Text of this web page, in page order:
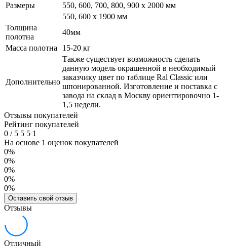
Размеры
550, 600, 700, 800, 900 x 2000 мм
550, 600 х 1900 мм
Толщина
полотна
40мм
Масса полотна
15-20 кг
Дополнительно
Также существует возможность сделать
данную модель окрашенной в необходимый
заказчику цвет по таблице Ral Classic или
шпонированной. Изготовление и поставка с
завода на склад в Москву ориентировочно 1-
1,5 недели.
Отзывы покупателей
Рейтинг покупателей
0 /5 5 5 1
На основе 1 оценок покупателей
0%
0%
0%
0%
0%
Оставить свой отзыв
Отзывы
Отличный